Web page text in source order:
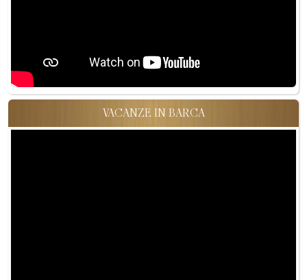
VACANZE IN BARCA